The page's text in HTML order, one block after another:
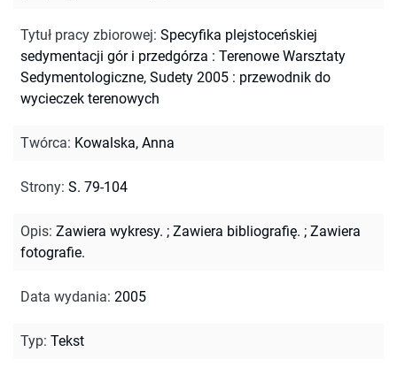
Tytuł pracy zbiorowej: Specyfika plejstoceńskiej
sedymentacji gór i przedgórza : Terenowe Warsztaty
Sedymentologiczne, Sudety 2005 : przewodnik do
wycieczek terenowych
Twórca: Kowalska, Anna
Strony: S. 79-104
Opis: Zawiera wykresy. ; Zawiera bibliografię. ; Zawiera
fotografie.
Data wydania: 2005
Typ: Tekst